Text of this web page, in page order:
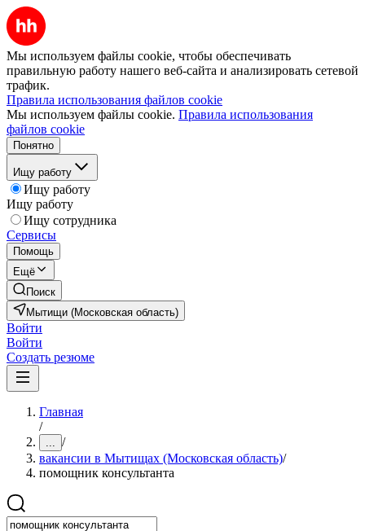
Мы используем файлы cookie, чтобы обеспечивать
правильную работу нашего веб-сайта и анализировать сетевой
трафик.
Правила использования файлов cookie
Мы используем файлы cookie. Правила использования
файлов cookie
Понятно
Ищу работу
Ищу работу
Ищу работу
Ищу сотрудника
Сервисы
Помощь
Ещё
Поиск
Мытищи (Московская область)
Войти
Войти
Создать резюме
Главная
/
... /
вакансии в Мытищах (Московская область)/
помощник консультанта